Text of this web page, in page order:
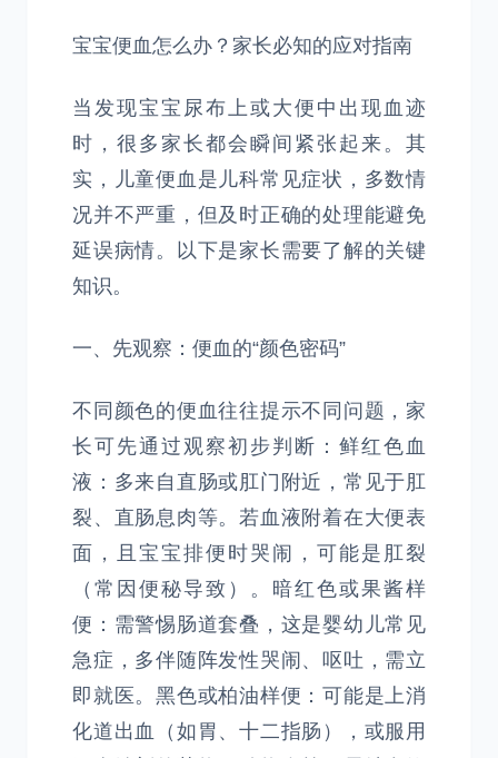
宝宝便血怎么办？家长必知的应对指南
当发现宝宝尿布上或大便中出现血迹
时，很多家长都会瞬间紧张起来。其
实，儿童便血是儿科常见症状，多数情
况并不严重，但及时正确的处理能避免
延误病情。以下是家长需要了解的关键
知识。
一、先观察：便血的“颜色密码”
不同颜色的便血往往提示不同问题，家
长可先通过观察初步判断：鲜红色血
液：多来自直肠或肛门附近，常见于肛
裂、直肠息肉等。若血液附着在大便表
面，且宝宝排便时哭闹，可能是肛裂
（常因便秘导致）。暗红色或果酱样
便：需警惕肠道套叠，这是婴幼儿常见
急症，多伴随阵发性哭闹、呕吐，需立
即就医。黑色或柏油样便：可能是上消
化道出血（如胃、十二指肠），或服用